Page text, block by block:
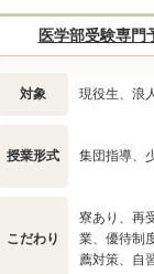
医学部受験専門
対象 現役生、浪
授業形式 集団指導、
こだわり
寮あり、再
業、優待制
薦対策、自